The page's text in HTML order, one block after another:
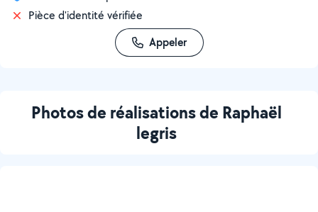
Pièce d'identité vérifiée
Appeler
Photos de réalisations de Raphaël
legris